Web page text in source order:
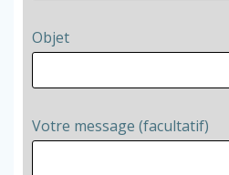
Objet
Votre message (facultatif)